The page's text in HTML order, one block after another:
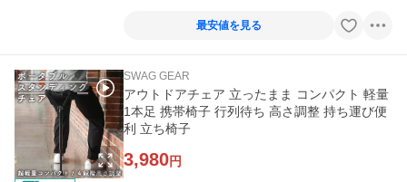
最安値を見る
SWAG GEAR
アウトドアチェア 立ったまま コンパクト 軽量
1本足 携帯椅子 行列待ち 高さ調整 持ち運び便
利 立ち椅子
3,980円